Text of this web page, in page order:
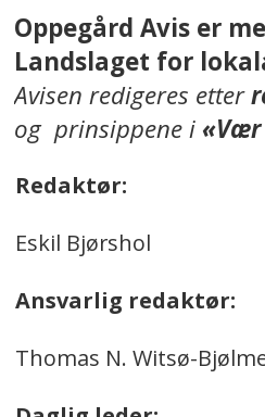
Oppegård Avis er
Landslaget for
Avisen redigeres etter
og prinsippene i«Vær
Redaktør:
Eskil Bjørshol
Ansvarlig redaktør:
Thomas N. Witsø-